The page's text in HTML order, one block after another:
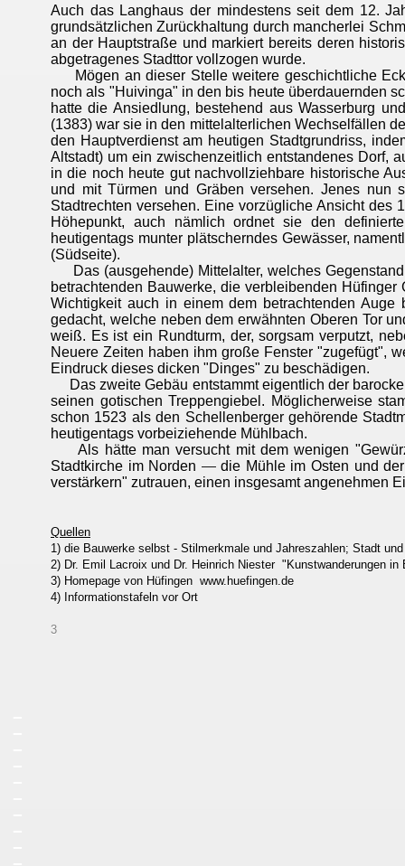
Auch das Langhaus der mindestens seit dem 12.
grundsätzlichen Zurückhaltung durch mancherlei
an der Hauptstraße und markiert bereits deren
abgetragenes Stadttor vollzogen wurde.
Mögen an dieser Stelle weitere geschichtliche
noch als "Huivinga" in den bis heute überdauernden
hatte die Ansiedlung, bestehend aus Wasserburg
(1383) war sie in den mittelalterlichen Wechselfällen
den Hauptverdienst am heutigen Stadtgrundriss,
Altstadt) um ein zwischenzeitlich entstandenes Dorf,
in die noch heute gut nachvollziehbare historische
und mit Türmen und Gräben versehen. Jenes nun
Stadtrechten versehen. Eine vorzügliche Ansicht
Höhepunkt, auch nämlich ordnet sie den
heutigentags munter plätscherndes Gewässer,
(Südseite).
Das (ausgehende) Mittelalter, welches
betrachtenden Bauwerke, die verbleibenden
Wichtigkeit auch in einem dem betrachtenden
gedacht, welche neben dem erwähnten Oberen Tor
weiß. Es ist ein Rundturm, der, sorgsam verputzt,
Neuere Zeiten haben ihm große Fenster "zugefügt",
Eindruck dieses dicken "Dinges" zu beschädigen.
Das zweite Gebäu entstammt eigentlich der
seinen gotischen Treppengiebel. Möglicherweise
schon 1523 als den Schellenberger gehörende
heutigentags vorbeiziehende Mühlbach.
Als hätte man versucht mit dem wenigen
Stadtkirche im Norden —die Mühle im Osten und
verstärkern" zutrauen, einen insgesamt angenehmen
Quellen
1) die Bauwerke selbst - Stilmerkmale und Jahreszahlen; Stadt
2) Dr. Emil Lacroix und Dr. Heinrich Niester "Kunstwanderungen
3) Homepage von Hüfingen www.huefingen.de
4) Informationstafeln vor Ort
3